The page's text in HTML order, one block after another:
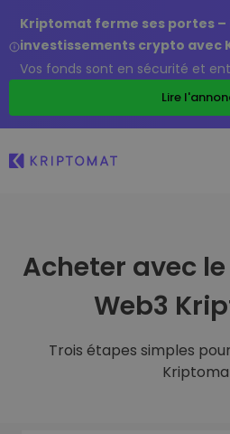
Kriptomat ferme ses portes –
investissements crypto avec
Vos fonds sont en sécurité et
Lire
Acheter avec
Web3
Trois étapes simples pour